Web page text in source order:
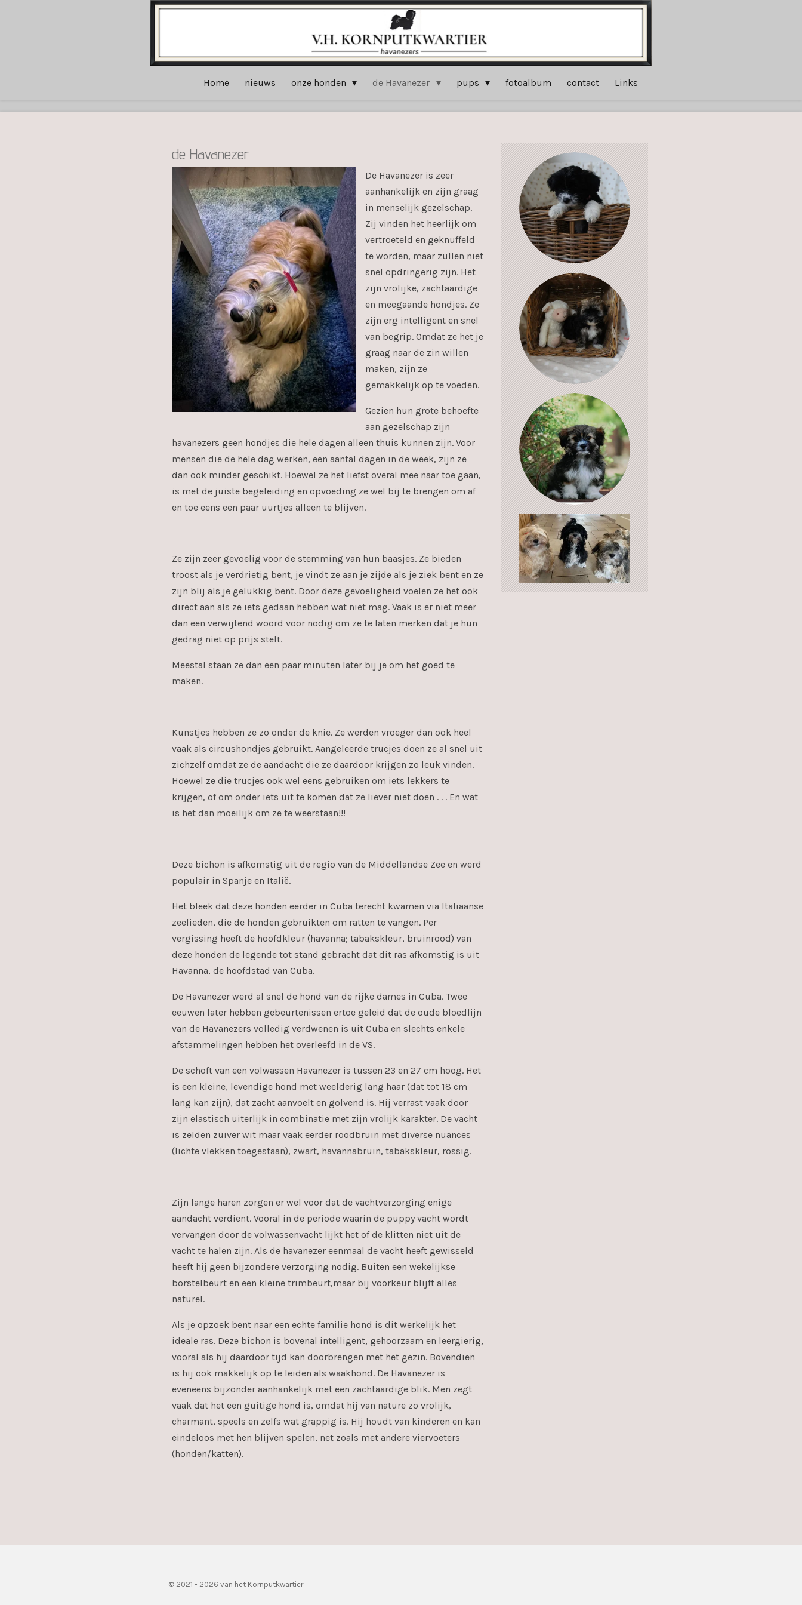
Home nieuws onze honden de Havanezer pups fotoalbum contact Links
de Havanezer
De Havanezer is zeer
aanhankelijk en zijn graag
in menselijk gezelschap.
Zij vinden het heerlijk om
vertroeteld en geknuffeld
te worden, maar zullen niet
snel opdringerig zijn. Het
zijn vrolijke, zachtaardige
en meegaande hondjes. Ze
zijn erg intelligent en snel
van begrip. Omdat ze het je
graag naar de zin willen
maken, zijn ze
gemakkelijk op te voeden.
Gezien hun grote behoefte
aan gezelschap zijn
havanezers geen hondjes die hele dagen alleen thuis kunnen zijn. Voor
mensen die de hele dag werken, een aantal dagen in de week, zijn ze
dan ook minder geschikt. Hoewel ze het liefst overal mee naar toe gaan,
is met de juiste begeleiding en opvoeding ze wel bij te brengen om af
en toe eens een paar uurtjes alleen te blijven.
Ze zijn zeer gevoelig voor de stemming van hun baasjes. Ze bieden
troost als je verdrietig bent, je vindt ze aan je zijde als je ziek bent en ze
zijn blij als je gelukkig bent. Door deze gevoeligheid voelen ze het ook
direct aan als ze iets gedaan hebben wat niet mag. Vaak is er niet meer
dan een verwijtend woord voor nodig om ze te laten merken dat je hun
gedrag niet op prijs stelt.
Meestal staan ze dan een paar minuten later bij je om het goed te
maken.
Kunstjes hebben ze zo onder de knie. Ze werden vroeger dan ook heel
vaak als circushondjes gebruikt. Aangeleerde trucjes doen ze al snel uit
zichzelf omdat ze de aandacht die ze daardoor krijgen zo leuk vinden.
Hoewel ze die trucjes ook wel eens gebruiken om iets lekkers te
krijgen, of om onder iets uit te komen dat ze liever niet doen . . . En wat
is het dan moeilijk om ze te weerstaan!!!
Deze bichon is afkomstig uit de regio van de Middellandse Zee en werd
populair in Spanje en Italië.
Het bleek dat deze honden eerder in Cuba terecht kwamen via Italiaanse
zeelieden, die de honden gebruikten om ratten te vangen. Per
vergissing heeft de hoofdkleur (havanna; tabakskleur, bruinrood) van
deze honden de legende tot stand gebracht dat dit ras afkomstig is uit
Havanna, de hoofdstad van Cuba.
De Havanezer werd al snel de hond van de rijke dames in Cuba. Twee
eeuwen later hebben gebeurtenissen ertoe geleid dat de oude bloedlijn
van de Havanezers volledig verdwenen is uit Cuba en slechts enkele
afstammelingen hebben het overleefd in de VS.
De schoft van een volwassen Havanezer is tussen 23 en 27 cm hoog. Het
is een kleine, levendige hond met weelderig lang haar (dat tot 18 cm
lang kan zijn), dat zacht aanvoelt en golvend is. Hij verrast vaak door
zijn elastisch uiterlijk in combinatie met zijn vrolijk karakter. De vacht
is zelden zuiver wit maar vaak eerder roodbruin met diverse nuances
(lichte vlekken toegestaan), zwart, havannabruin, tabakskleur, rossig.
Zijn lange haren zorgen er wel voor dat de vachtverzorging enige
aandacht verdient. Vooral in de periode waarin de puppy vacht wordt
vervangen door de volwassenvacht lijkt het of de klitten niet uit de
vacht te halen zijn. Als de havanezer eenmaal de vacht heeft gewisseld
heeft hij geen bijzondere verzorging nodig. Buiten een wekelijkse
borstelbeurt en een kleine trimbeurt,maar bij voorkeur blijft alles
naturel.
Als je opzoek bent naar een echte familie hond is dit werkelijk het
ideale ras. Deze bichon is bovenal intelligent, gehoorzaam en leergierig,
vooral als hij daardoor tijd kan doorbrengen met het gezin. Bovendien
is hij ook makkelijk op te leiden als waakhond. De Havanezer is
eveneens bijzonder aanhankelijk met een zachtaardige blik. Men zegt
vaak dat het een guitige hond is, omdat hij van nature zo vrolijk,
charmant, speels en zelfs wat grappig is. Hij houdt van kinderen en kan
eindeloos met hen blijven spelen, net zoals met andere viervoeters
(honden/katten).
© 2021 - 2026 van het Kornputkwartier